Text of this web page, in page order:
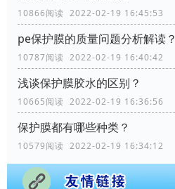
10866阅读 2022-02-19 16:45:53
pe保护膜的质量问题分析解读？
10787阅读 2022-02-19 16:40:42
浅谈保护膜胶水的区别？
10665阅读 2022-02-19 16:36:56
保护膜都有哪些种类？
10579阅读 2022-02-19 16:34:12